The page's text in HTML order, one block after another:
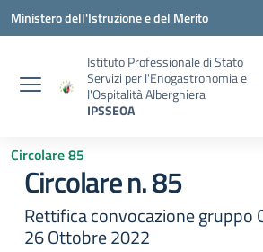
Vai ai contenuti
Vai al menu di navigazione
Vai al footer
Ministero dell'Istruzione e del Merito
Istituto Professionale di Stato
Servizi per l'Enogastronomia e
l'Ospitalità Alberghiera
IPSSEOA
Circolare 85
Circolare n. 85
Rettifica convocazione gruppo
26 Ottobre 2022